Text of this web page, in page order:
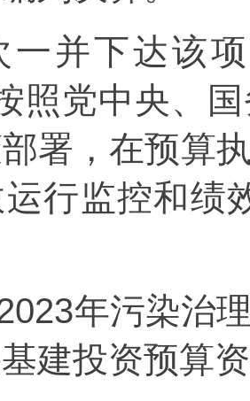
一并下达该
照党中央、
署，在预算
行监控和绩
年污染治
建投资预算